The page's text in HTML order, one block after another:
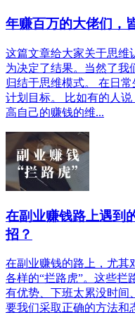
年赚百万的大佬们，
这篇文章给大家关于思维
为决定了结果。当然了我
归结于思维模式。​ 在日
计划目标。 比如有的人
高自己的赚钱的维...
在副业赚钱路上遇到
招？
在副业赚钱的路上，尤其
各样的“拦路虎”。这些拦
有优势、下班太累没时间
要我们采取正确的方法和